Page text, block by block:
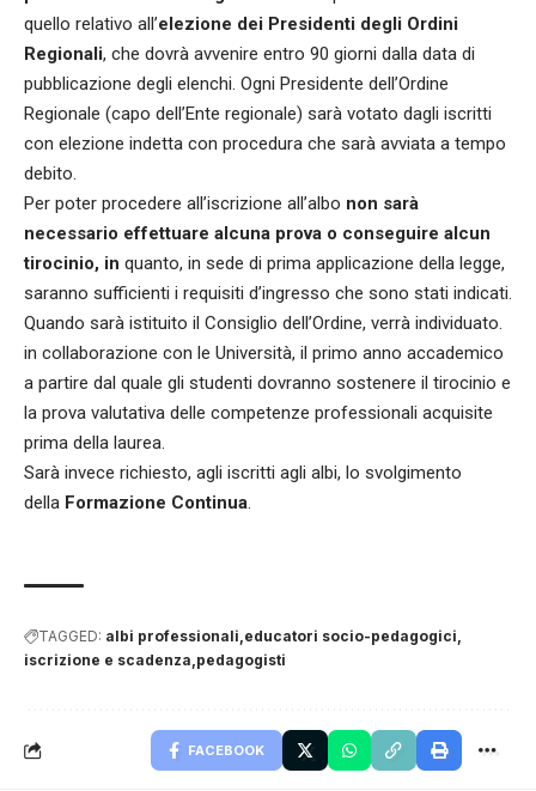
quello relativo all’elezione dei Presidenti degli Ordini
Regionali, che dovrà avvenire entro 90 giorni dalla data di
pubblicazione degli elenchi. Ogni Presidente dell’Ordine
Regionale (capo dell’Ente regionale) sarà votato dagli iscritti
con elezione indetta con procedura che sarà avviata a tempo
debito.
Per poter procedere all’iscrizione all’albo non sarà
necessario effettuare alcuna prova o conseguire alcun
tirocinio, in quanto, in sede di prima applicazione della legge,
saranno sufficienti i requisiti d’ingresso che sono stati indicati.
Quando sarà istituito il Consiglio dell’Ordine, verrà individuato.
in collaborazione con le Università, il primo anno accademico
a partire dal quale gli studenti dovranno sostenere il tirocinio e
la prova valutativa delle competenze professionali acquisite
prima della laurea.
Sarà invece richiesto, agli iscritti agli albi, lo svolgimento
della Formazione Continua
TAGGED: albi professionali educatori socio-pedagogici
iscrizione e scadenza pedagogisti
FACEBOOK